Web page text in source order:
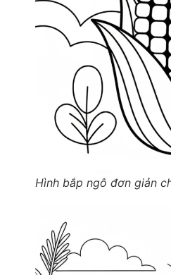
Hình bắp ngô đơn giản